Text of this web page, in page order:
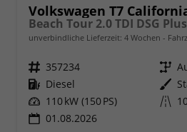
Volkswagen T7
Beach Tour 2.0 TDI DSG Plus
unverbindliche Lieferzeit: 4 Wochen
Fahrzeugnr. 357234 Getriebe
Kraftstoff Diesel Außenfarbe
Leistung 110 kW (150 PS) Kilometerstand
01.08.2026